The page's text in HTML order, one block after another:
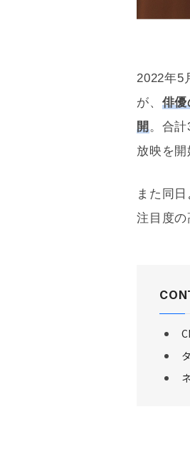
2022年5
が、 俳
開。合
放映を開
また同日
注目度の